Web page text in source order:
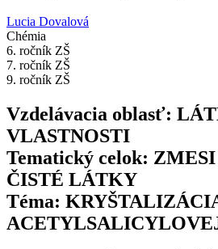
Lucia Dovalová
Chémia
6. ročník ZŠ
7. ročník ZŠ
9. ročník ZŠ
Vzdelávacia oblasť:
VLASTNOSTI
Tematický celok:
ČISTÉ LÁTKY
Téma: